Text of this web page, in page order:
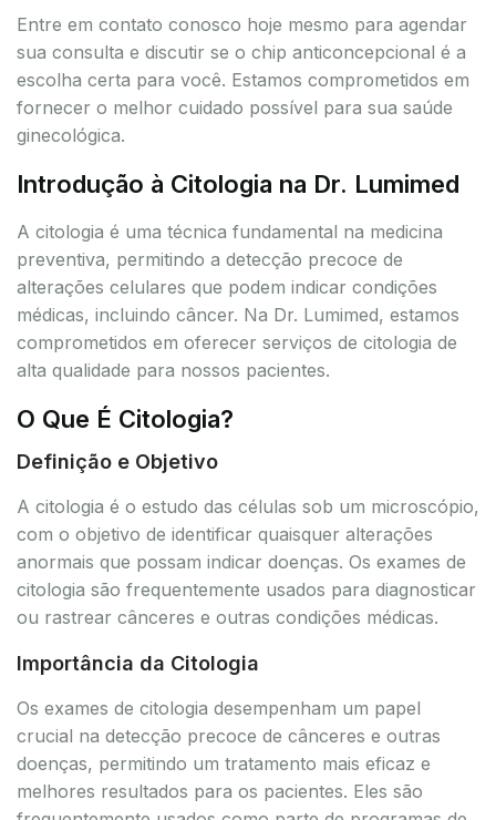
Entre em contato conosco hoje mesmo para agendar
sua consulta e discutir se o chip anticoncepcional é a
escolha certa para você. Estamos comprometidos em
fornecer o melhor cuidado possível para sua saúde
ginecológica.
Introdução à Citologia na Dr. Lumimed
A citologia é uma técnica fundamental na medicina
preventiva, permitindo a detecção precoce de
alterações celulares que podem indicar condições
médicas, incluindo câncer. Na Dr. Lumimed, estamos
comprometidos em oferecer serviços de citologia de
alta qualidade para nossos pacientes.
O Que É Citologia?
Definição e Objetivo
A citologia é o estudo das células sob um microscópio,
com o objetivo de identificar quaisquer alterações
anormais que possam indicar doenças. Os exames de
citologia são frequentemente usados para diagnosticar
ou rastrear cânceres e outras condições médicas.
Importância da Citologia
Os exames de citologia desempenham um papel
crucial na detecção precoce de cânceres e outras
doenças, permitindo um tratamento mais eficaz e
melhores resultados para os pacientes. Eles são